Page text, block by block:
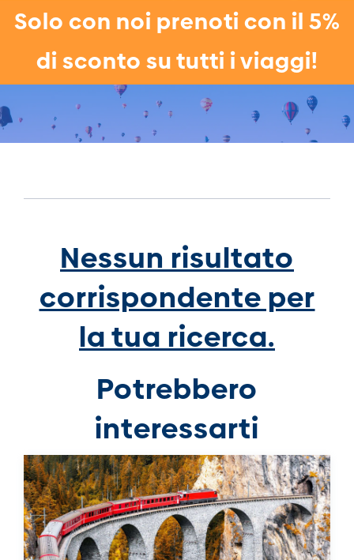
Solo con noi prenoti con il 5%
di sconto su tutti i viaggi!
Nessun risultato
corrispondente per
la tua ricerca.
Potrebbero
interessarti